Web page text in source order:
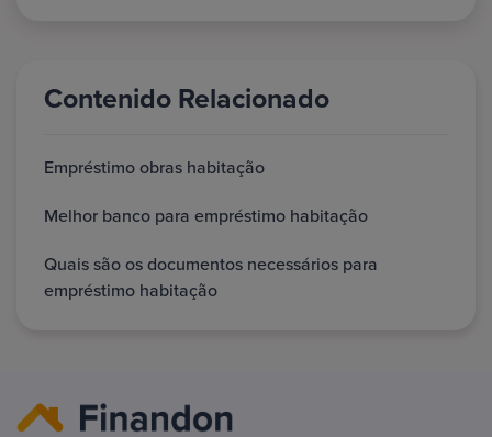
Contenido Relacionado
Empréstimo obras habitação
Melhor banco para empréstimo habitação
Quais são os documentos necessários para
empréstimo habitação